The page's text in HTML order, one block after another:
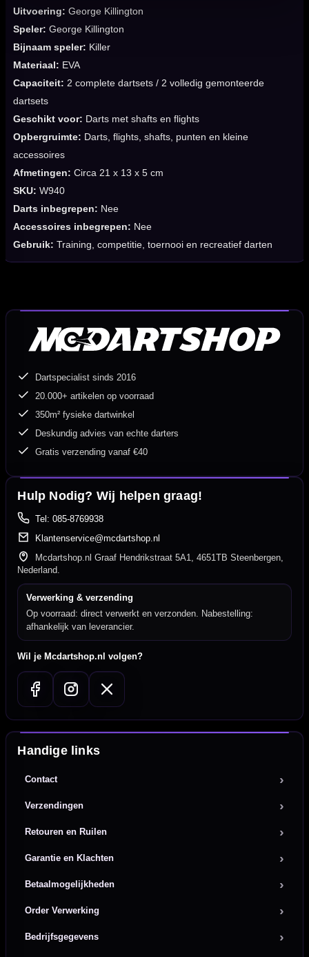
Uitvoering: George Killington
Speler: George Killington
Bijnaam speler: Killer
Materiaal: EVA
Capaciteit: 2 complete dartsets / 2 volledig gemonteerde
dartsets
Geschikt voor: Darts met shafts en flights
Opbergruimte: Darts, flights, shafts, punten en kleine
accessoires
Afmetingen: Circa 21 x 13 x 5 cm
SKU: W940
Darts inbegrepen: Nee
Accessoires inbegrepen: Nee
Gebruik: Training, competitie, toernooi en recreatief darten
Dartspecialist sinds 2016
20.000+ artikelen op voorraad
350m² fysieke dartwinkel
Deskundig advies van echte darters
Gratis verzending vanaf €40
Hulp Nodig? Wij helpen graag!
Tel: 085-8769938
Klantenservice@mcdartshop.nl
Mcdartshop.nl Graaf Hendrikstraat 5A1, 4651TB Steenbergen,
Nederland.
Verwerking & verzending
Op voorraad: direct verwerkt en verzonden. Nabestelling:
afhankelijk van leverancier.
Wil je Mcdartshop.nl volgen?
Handige links
Contact
Verzendingen
Retouren en Ruilen
Garantie en Klachten
Betaalmogelijkheden
Order Verwerking
Bedrijfsgegevens